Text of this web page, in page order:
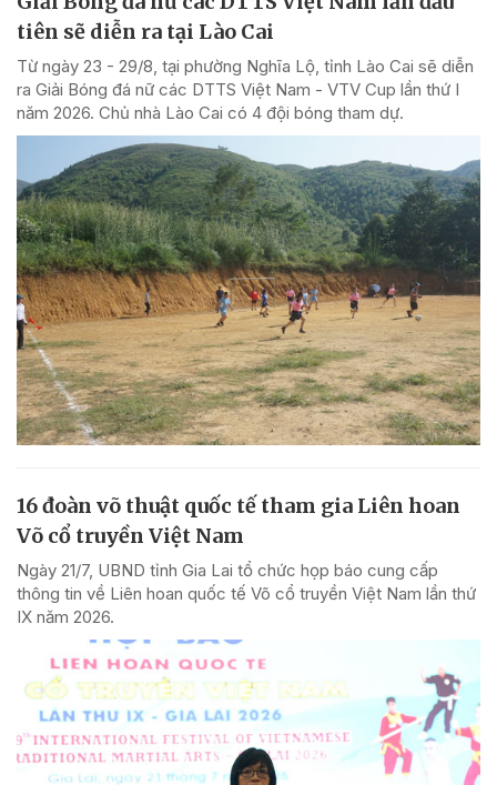
tiên sẽ diễn ra tại Lào Cai
Từ ngày 23 - 29/8, tại phường Nghĩa Lộ, tỉnh Lào Cai sẽ diễn
ra Giải Bóng đá nữ các DTTS Việt Nam - VTV Cup lần thứ I
năm 2026. Chủ nhà Lào Cai có 4 đội bóng tham dự.
16 đoàn võ thuật quốc tế tham gia Liên hoan
Võ cổ truyền Việt Nam
Ngày 21/7, UBND tỉnh Gia Lai tổ chức họp báo cung cấp
thông tin về Liên hoan quốc tế Võ cổ truyền Việt Nam lần thứ
IX năm 2026.